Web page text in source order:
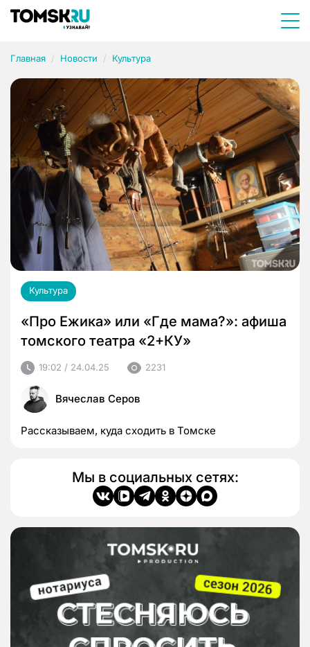
Главная Новости Культура
Культура
«Про Ежика» или «Где мама?»: афиша
томского театра «2+КУ»
19:02 / 24.04.25 2231
Вячеслав Серов
Рассказываем, куда сходить в Томске
Мы в социальных сетях: